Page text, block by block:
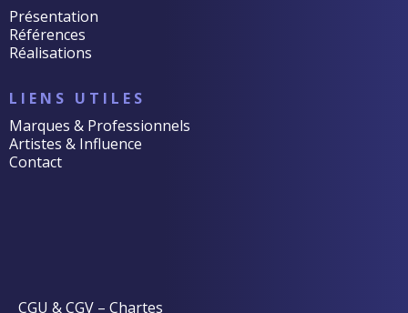
Présentation
Références
Réalisations
LIENS UTILES
Marques & Professionnels
Artistes & Influence
Contact
CGU & CGV – Chartes